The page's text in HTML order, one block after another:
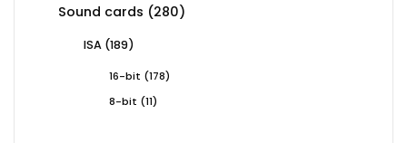
Sound cards 280280
ISA 189189
16-bit 178178
8-bit
1111